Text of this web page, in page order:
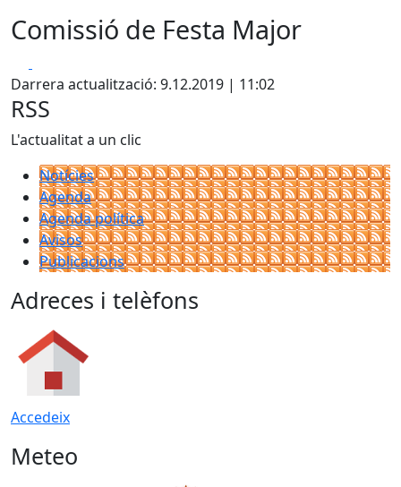
Comissió de Festa Major
Darrera actualització: 9.12.2019 | 11:02
RSS
L'actualitat a un clic
Notícies
Agenda
Agenda política
Avisos
Publicacions
Adreces i telèfons
Accedeix
Meteo